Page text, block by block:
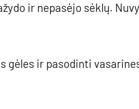
ir nepasėjo sėklų.
gėles ir pasodinti